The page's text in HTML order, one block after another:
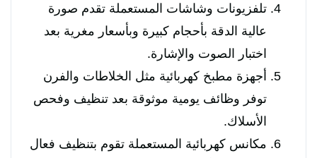
تلفزيونات وشاشات المستعملة تقدم صورة
عالية الدقة بأحجام كبيرة وبأسعار مغرية بعد
اختبار الصوت والإشارة.
أجهزة مطبخ كهربائية مثل الخلاطات والفرن
توفر وظائف يومية موثوقة بعد تنظيف وفحص
الأسلاك.
مكانس كهربائية المستعملة تقوم بتنظيف فعال